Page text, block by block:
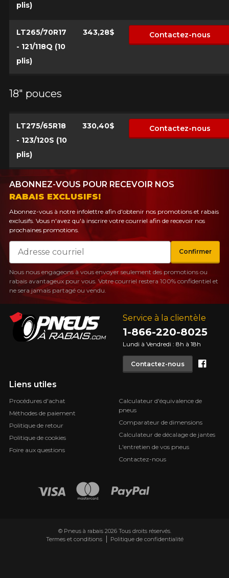
plis)
LT265/70R17
- 121/118Q (10
plis)
343,28$ Contactez-nous
18" pouces
LT275/65R18
- 123/120S (10
plis)
330,40$ Contactez-nous
Service à la clientèle
1-866-220-8025
Lundi à Vendredi : 8h à 18h
Contactez-nous
Liens utiles
Procédures d'achat
Méthodes de paiement
Politique de retour
Politique de cookies
Foire aux questions
Calculateur d'équivalence de
pneus
Comparateur de dimensions
Calculateur de décalage de jantes
L'entretien de vos pneus
Contactez-nous
ABONNEZ-VOUS POUR RECEVOIR NOS
RABAIS EXCLUSIFS!
Abonnez-vous à notre infolettre afin d'obtenir nos promotions et rabais
exclusifs. Vous n'avez qu'à inscrire votre courriel afin de recevoir nos
prochaines promotions.
Courriel
Confirmer
Nous nous engageons à vous envoyer seulement des promotions ou
rabais avantageux pour vous. Votre courriel restera 100% confidentiel et
ne sera jamais partagé ou vendu.
© Pneus à rabais 2026 Tous droits réservés.
Termes et conditions
Politique de confidentialité